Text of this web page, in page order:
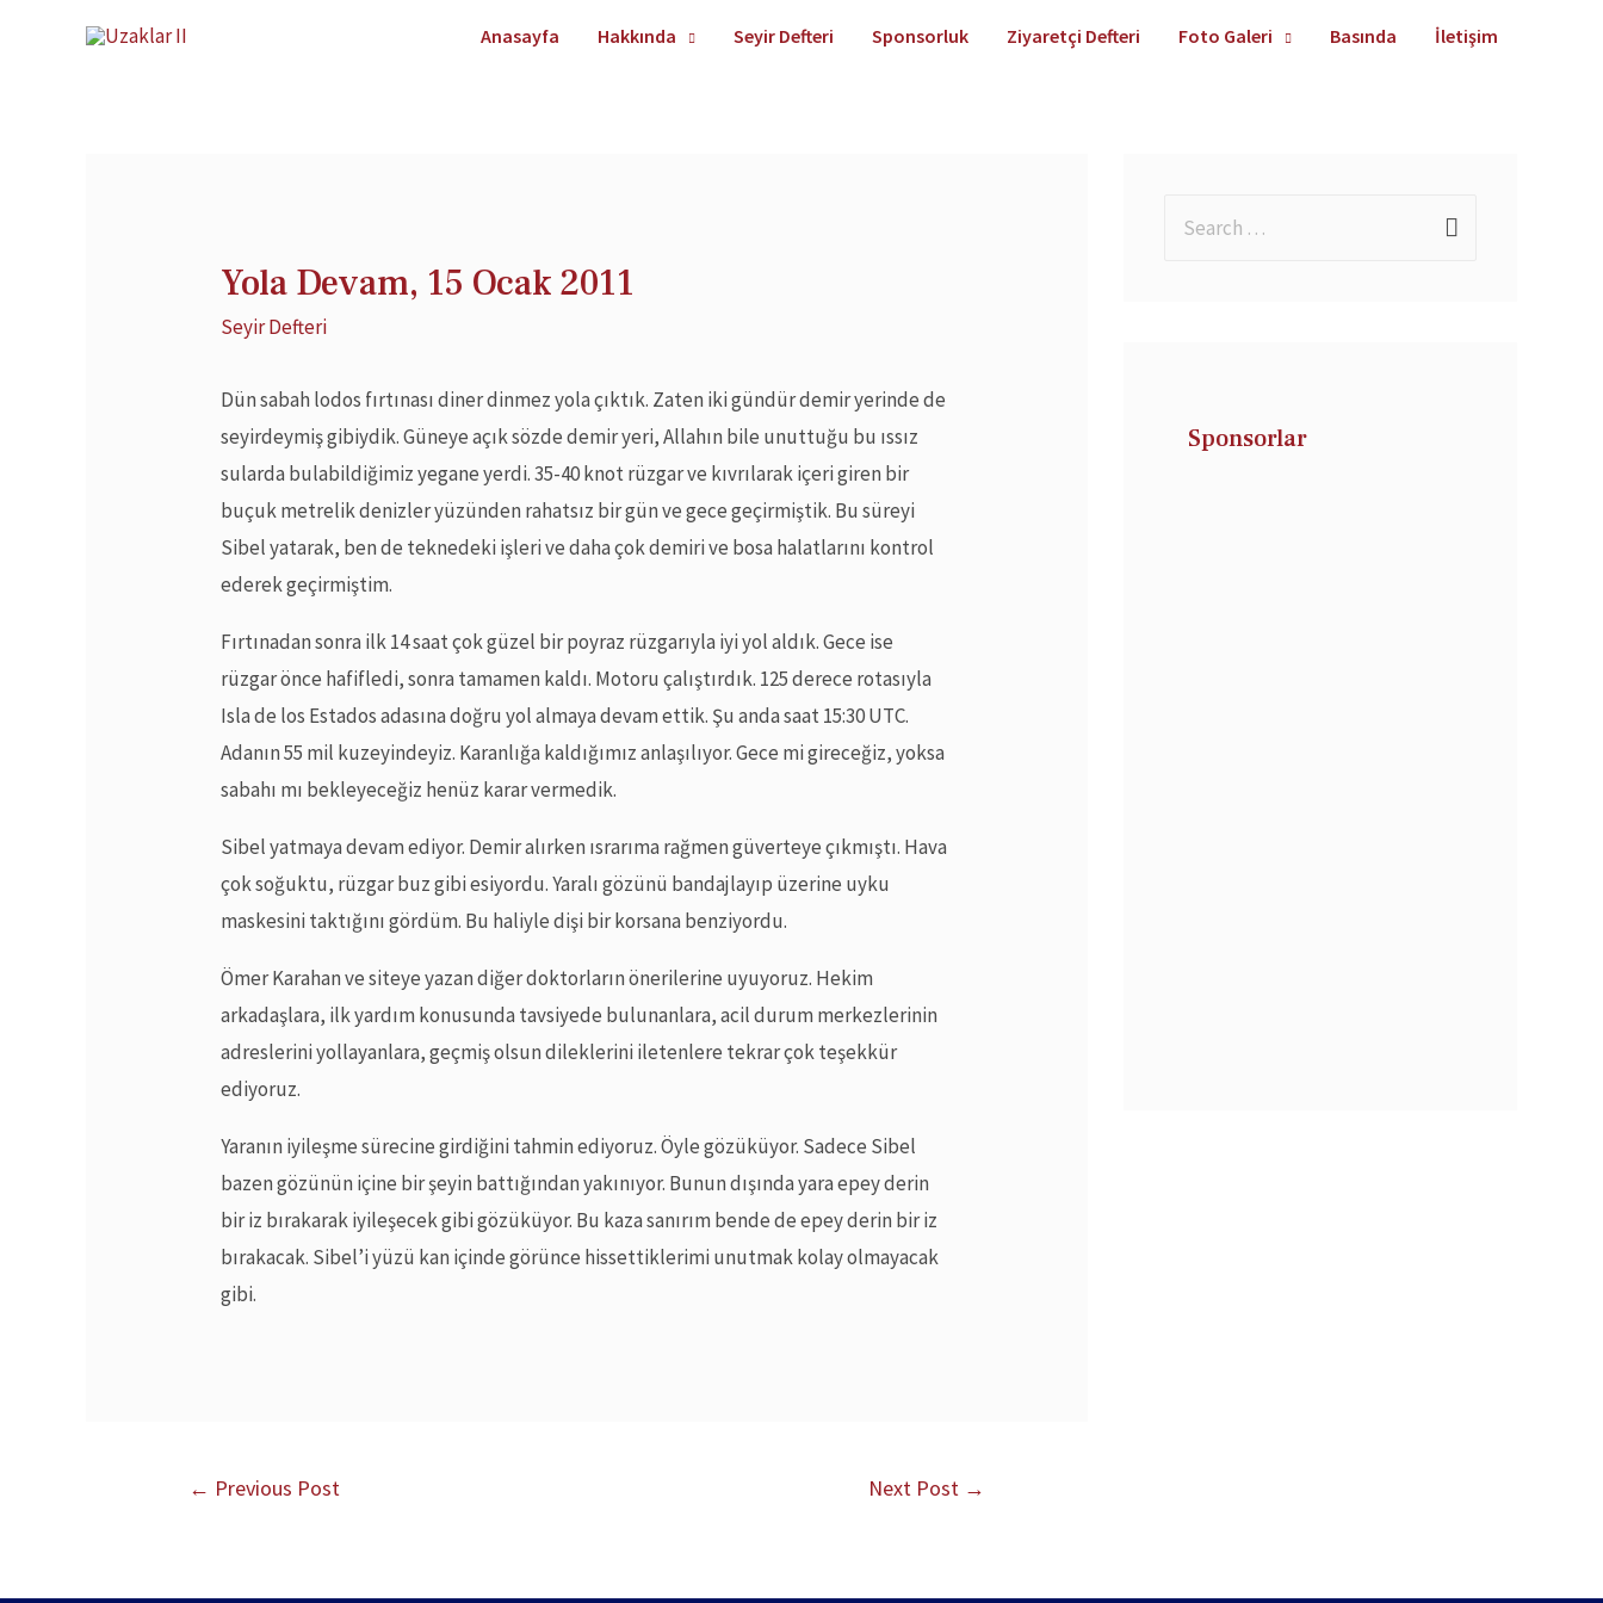
Anasayfa Hakkında Seyir Defteri Sponsorluk Ziyaretçi Defteri Foto Galeri Basında İletişim
Yola Devam, 15 Ocak 2011
Seyir Defteri
Dün sabah lodos fırtınası diner dinmez yola çıktık. Zaten iki gündür demir yerinde de
seyirdeymiş gibiydik. Güneye açık sözde demir yeri, Allahın bile unuttuğu bu ıssız
sularda bulabildiğimiz yegane yerdi. 35-40 knot rüzgar ve kıvrılarak içeri giren bir
buçuk metrelik denizler yüzünden rahatsız bir gün ve gece geçirmiştik. Bu süreyi
Sibel yatarak, ben de teknedeki işleri ve daha çok demiri ve bosa halatlarını kontrol
ederek geçirmiştim.
Fırtınadan sonra ilk 14 saat çok güzel bir poyraz rüzgarıyla iyi yol aldık. Gece ise
rüzgar önce hafifledi, sonra tamamen kaldı. Motoru çalıştırdık. 125 derece rotasıyla
Isla de los Estados adasına doğru yol almaya devam ettik. Şu anda saat 15:30 UTC.
Adanın 55 mil kuzeyindeyiz. Karanlığa kaldığımız anlaşılıyor. Gece mi gireceğiz, yoksa
sabahı mı bekleyeceğiz henüz karar vermedik.
Sibel yatmaya devam ediyor. Demir alırken ısrarıma rağmen güverteye çıkmıştı. Hava
çok soğuktu, rüzgar buz gibi esiyordu. Yaralı gözünü bandajlayıp üzerine uyku
maskesini taktığını gördüm. Bu haliyle dişi bir korsana benziyordu.
Ömer Karahan ve siteye yazan diğer doktorların önerilerine uyuyoruz. Hekim
arkadaşlara, ilk yardım konusunda tavsiyede bulunanlara, acil durum merkezlerinin
adreslerini yollayanlara, geçmiş olsun dileklerini iletenlere tekrar çok teşekkür
ediyoruz.
Yaranın iyileşme sürecine girdiğini tahmin ediyoruz. Öyle gözüküyor. Sadece Sibel
bazen gözünün içine bir şeyin battığından yakınıyor. Bunun dışında yara epey derin
bir iz bırakarak iyileşecek gibi gözüküyor. Bu kaza sanırım bende de epey derin bir iz
bırakacak. Sibel’i yüzü kan içinde görünce hissettiklerimi unutmak kolay olmayacak
gibi.
← Previous Post Next Post →
Sponsorlar